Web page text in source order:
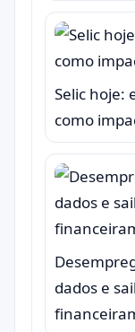
Selic hoje:
como
dados e